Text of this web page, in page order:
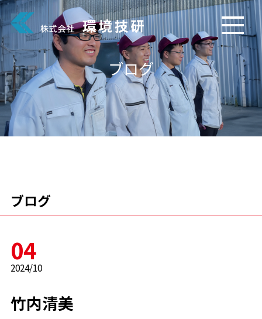
ブログ
ブログ
04
2024/10
竹内清美